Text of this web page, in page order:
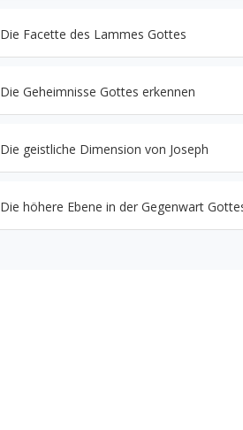
Die Facette des Lammes Gottes
Die Geheimnisse Gottes erkennen
Die geistliche Dimension von Joseph
Die höhere Ebene in der Gegenwart